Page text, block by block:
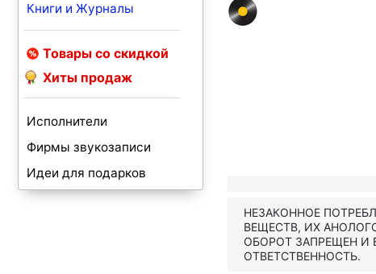
Книги и Журналы
Товары со скидкой
Хиты продаж
Исполнители
Фирмы звукозаписи
Идеи для подарков
НЕЗАКОННОЕ
ВЕЩЕСТВ, ИХ
ОБОРОТ ЗАПРЕЩЕН И
ОТВЕТСТВЕННОСТЬ.